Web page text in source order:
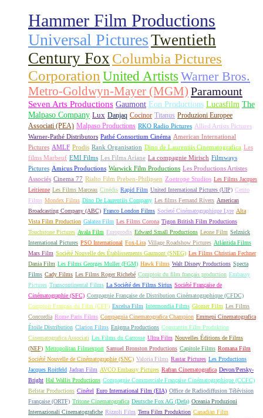
Hammer Film Productions
Universal PicturesTwentieth
Century Fox Columbia Pictures
Corporation United Artists Warner Bros.
Metro-Goldwyn-Mayer (MGM) Paramount
Seven Arts Productions Gaumont Eon Productions Lucasfilm The
Malpaso Company Lux Danjaq Cocinor Titanus Produzioni Europee
Associati (PEA) Malpaso Productions RKO Radio Pictures Allied Artists Pictures
Warner-Pathé Distributors Pathé Consortium Cinéma American International
Pictures AMLF Prodis Rank Organisation Dino de Laurentiis Cinematografica Les
films Marbeuf EMI Films Les Films Ariane La compagnie Mirisch Filmways
Pictures Amicus Productions Warwick Film Productions Les Productions Artistes
Associés Cinema 77 Rialto Film Preben-Philipsen Zoetrope Studios Les Films Jacques
Leitienne Les Films Marceau Cinédis Rapid Film United International Pictures (UIP) Cerito
Films Mondex Films Dino De Laurentiis Company Les films Fernand Rivers American
Broadcasting Company (ABC) Franco London Films Societé Cinématographique Lyre Alta
Vista Film Production Galatea Film Les Films Corona Tigon British Film Productions
Touchstone Pictures Avala Film Europrodis Edward Small Productions Leone Film Selznick
International Pictures PSO International Fox-Lira Village Roadshow Pictures Atlántida Films
Mars Film Société Nouvelle des Établissements Gaumont (SNEG) Les Films Christian Fechner
Dania Film Les Films Georges Muller (FGM) Hawk Films Walt Disney Productions Specta
Films Cady Films Les Films Roger Richebé Comptoir du film français production Embassy
Pictures Transcontinental Films La Société des Films Sirius Société Française de
Cinématographie (SFC) Compagnie Française de Distribution Cinématographique (CFDC)
Comptoir Français du Film (CFF) Excelsa Film Intermondia Films Glomer Film Les Films
Concordia Rome Paris Films Compagnia Cinematografica Champion Emmepi Cinematografica
Étoile Distribution Clarion Films Enigma Productions Constantin Film Produktion
Cinematografica Associati Les Films du Carrosse Ultra Film Nouvelles Éditions de Films
(NEF) Metropolitan Filmexport Samuel Bronston Productions Capitole Films Romana Film
Société Nouvelle de Cinématographie (SNC) Valoria Films Rastar Pictures Les Productions
Jacques Roitfeld Jadran Film AVCO Embassy Pictures Rafran Cinematografica Devon/Persky-
Bright Hal Wallis Productions Compagnie Commerciale Française Cinématographique (CCFC)
Belstar Productions Cinétel Euro International Film (EIA) Office de Radiodiffusion Télévision
Française (ORTF) Tritone Cinematografica Deutsche Fox AG (Defa) Oceania Produzioni
Internazionali Cinematografiche Rizzoli Film Terra Film Produktion Canadian Film